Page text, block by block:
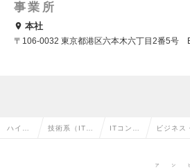
事業所
本社
〒106-0032 東京都港区六本木六丁目2番5号
ハイク 技術系（IT・ ITコンサ ビジネス